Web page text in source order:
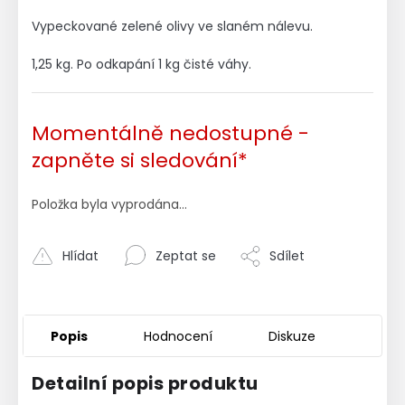
Momentálně nedostupné -
zapněte si sledování*
Položka byla vyprodána…
Vypeckované zelené olivy ve slaném nálevu.
1,25 kg. Po odkapání 1 kg čisté váhy.
Zeptat se
Hlídat Sdílet
Popis Hodnocení Diskuze
Detailní popis produktu